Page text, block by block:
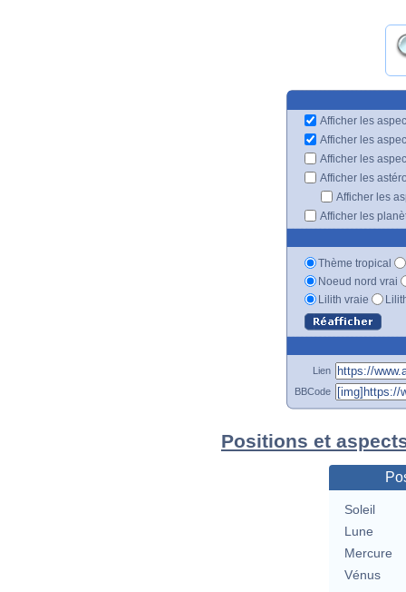
Afficher les
Afficher les
Afficher les
Afficher les
Afficher les
Afficher les
Thème tropical
Noeud nord vrai
Lilith vraie
Lien
BBCode
Positions et
Soleil
Lune
Mercure
Vénus